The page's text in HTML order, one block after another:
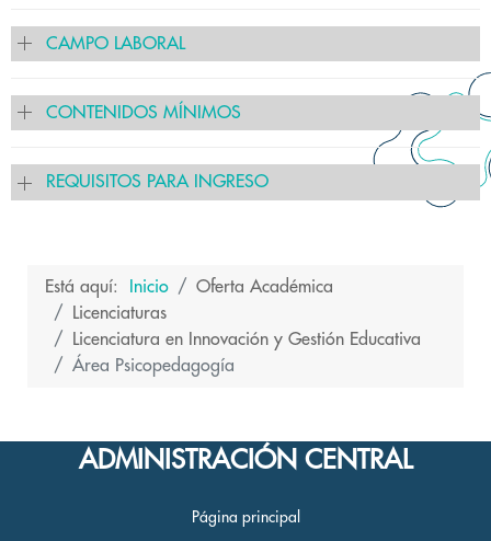
CAMPO LABORAL
CONTENIDOS MÍNIMOS
REQUISITOS PARA INGRESO
Está aquí: Inicio
Oferta Académica
Licenciaturas
Licenciatura en Innovación y Gestión Educativa
Área Psicopedagogía
ADMINISTRACIÓN CENTRAL
Página principal